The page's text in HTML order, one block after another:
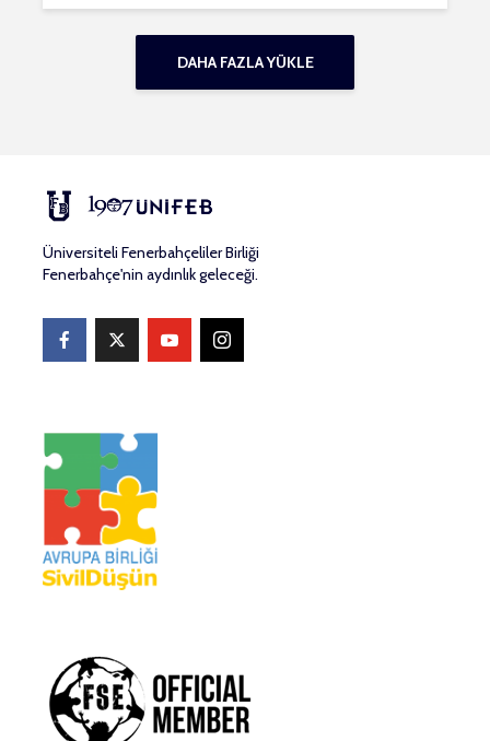
DAHA FAZLA YÜKLE
Üniversiteli Fenerbahçeliler Birliği
Fenerbahçe'nin aydınlık geleceği.